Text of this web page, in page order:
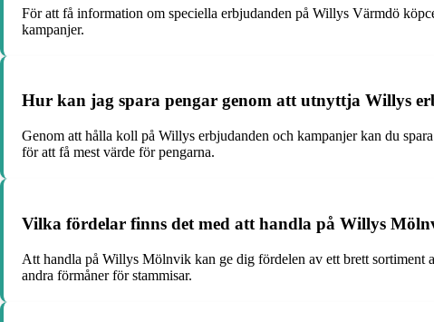
För att få information om speciella erbjudanden på Willys Värmdö
kampanjer.
Hur kan jag spara pengar genom att utnyttja Willys
Genom att hålla koll på Willys erbjudanden och kampanjer kan du
för att få mest värde för pengarna.
Vilka fördelar finns det med att handla på Willys
Att handla på Willys Mölnvik kan ge dig fördelen av ett brett sortiment
andra förmåner för stammisar.